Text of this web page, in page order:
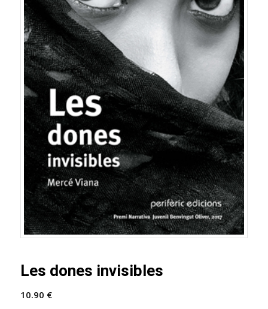
Les dones invisibles
10.90 €